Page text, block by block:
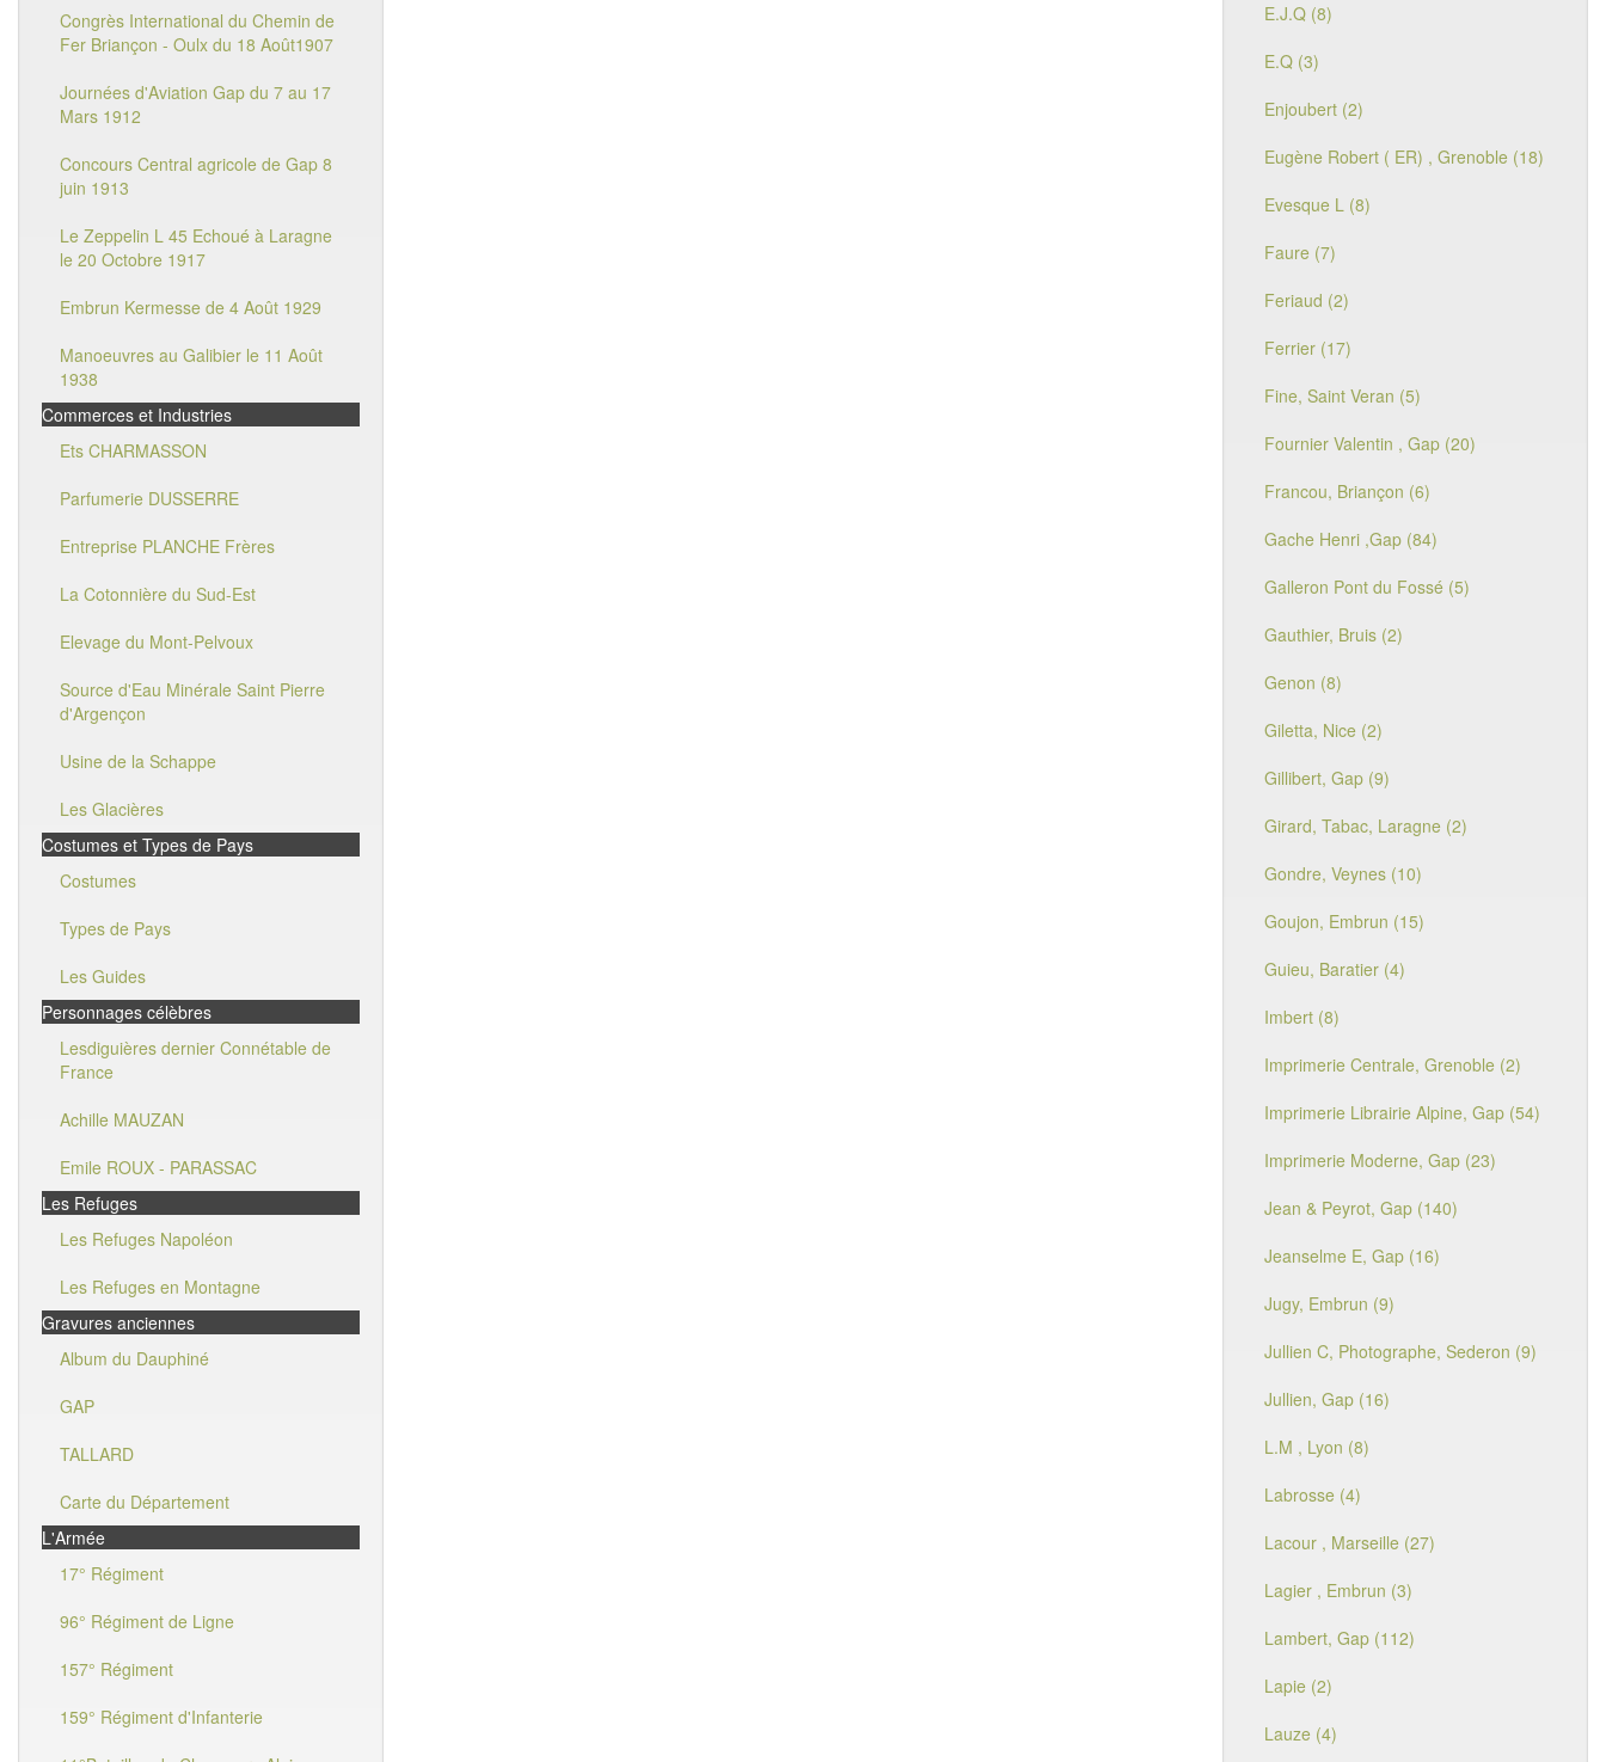
Congrès International du Chemin de
Fer Briançon - Oulx du 18 Août1907
Journées d'Aviation Gap du 7 au 17
Mars 1912
Concours Central agricole de Gap 8
juin 1913
Le Zeppelin L 45 Echoué à Laragne
le 20 Octobre 1917
Embrun Kermesse de 4 Août 1929
Manoeuvres au Galibier le 11 Août
1938
Commerces et Industries
Ets CHARMASSON
Parfumerie DUSSERRE
Entreprise PLANCHE Frères
La Cotonnière du Sud-Est
Elevage du Mont-Pelvoux
Source d'Eau Minérale Saint Pierre
d'Argençon
Usine de la Schappe
Les Glacières
Costumes et Types de Pays
Costumes
Types de Pays
Les Guides
Personnages célèbres
Lesdiguières dernier Connétable de
France
Achille MAUZAN
Emile ROUX - PARASSAC
Les Refuges
Les Refuges Napoléon
Les Refuges en Montagne
Gravures anciennes
Album du Dauphiné
GAP
TALLARD
Carte du Département
L'Armée
17° Régiment
96° Régiment de Ligne
157° Régiment
159° Régiment d'Infanterie
E.J.Q (8)
E.Q (3)
Enjoubert (2)
Eugène Robert ( ER) , Grenoble (18)
Evesque L (8)
Faure (7)
Feriaud (2)
Ferrier (17)
Fine, Saint Veran (5)
Fournier Valentin , Gap (20)
Francou, Briançon (6)
Gache Henri ,Gap (84)
Galleron Pont du Fossé (5)
Gauthier, Bruis (2)
Genon (8)
Giletta, Nice (2)
Gillibert, Gap (9)
Girard, Tabac, Laragne (2)
Gondre, Veynes (10)
Goujon, Embrun (15)
Guieu, Baratier (4)
Imbert (8)
Imprimerie Centrale, Grenoble (2)
Imprimerie Librairie Alpine, Gap (54)
Imprimerie Moderne, Gap (23)
Jean & Peyrot, Gap (140)
Jeanselme E, Gap (16)
Jugy, Embrun (9)
Jullien C, Photographe, Sederon (9)
Jullien, Gap (16)
L.M , Lyon (8)
Labrosse (4)
Lacour , Marseille (27)
Lagier , Embrun (3)
Lambert, Gap (112)
Lapie (2)
Lauze (4)